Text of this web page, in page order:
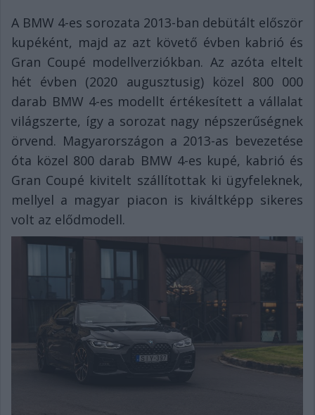
A BMW 4-es sorozata 2013-ban debütált először
kupéként, majd az azt követő évben kabrió és
Gran Coupé modellverziókban. Az azóta eltelt
hét évben (2020 augusztusig) közel 800 000
darab BMW 4-es modellt értékesített a vállalat
világszerte, így a sorozat nagy népszerűségnek
örvend. Magyarországon a 2013-as bevezetése
óta közel 800 darab BMW 4-es kupé, kabrió és
Gran Coupé kivitelt szállítottak ki ügyfeleknek,
mellyel a magyar piacon is kiváltképp sikeres
volt az elődmodell.